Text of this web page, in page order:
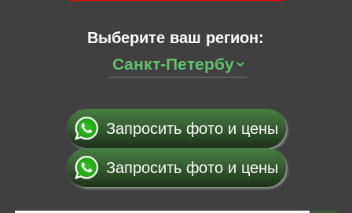
Выберите ваш регион:
Запросить фото и цены
Запросить фото и цены